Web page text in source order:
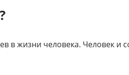
в жизни человека. Человек и